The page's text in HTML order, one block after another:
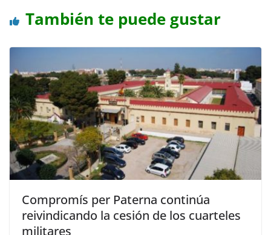
También te puede gustar
Compromís per Paterna continúa
reivindicando la cesión de los cuarteles
militares